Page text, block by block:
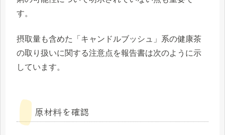
す。
摂取量も含めた「キャンドルブッシュ」系の健康茶
の取り扱いに関する注意点を報告書は次のように示
しています。
原材料を確認